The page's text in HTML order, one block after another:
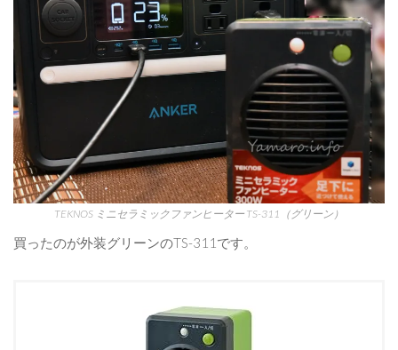
TEKNOS ミニセラミックファンヒーター TS-311（グリーン）
買ったのが外装グリーンのTS-311です。